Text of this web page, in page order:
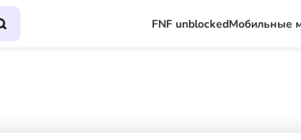
FNF unblockedМобильные